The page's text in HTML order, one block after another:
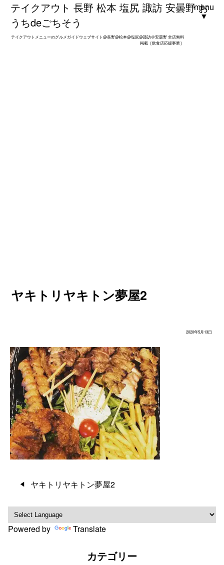
テイクアウト 長野 松本 塩尻 諏訪 安曇野 お
うちdeごちそう
テイクアウトメニューのグルメガイドウェブサイト@長野@松本@塩尻@諏訪＠安曇野 全店無料
掲載［飲食店応援事業］
menu
▼
ヤキトリヤキトン夢屋2
2020年5月13日
ナ
ビ
ゲ
ヤキトリヤキトン夢屋2
Powered by Translate
カテゴリー